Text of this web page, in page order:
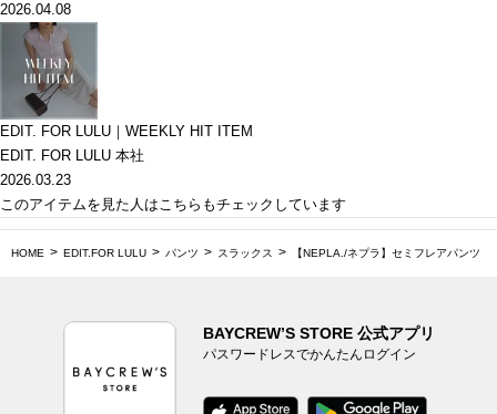
2026.04.08
EDIT. FOR LULU｜WEEKLY HIT ITEM
EDIT. FOR LULU 本社
2026.03.23
このアイテムを見た人はこちらもチェックしています
HOME EDIT.FOR LULU パンツ スラックス 【NEPLA./ネプラ】セミフレアパンツ
BAYCREW’S STORE 公式アプリ
パスワードレスでかんたんログイン